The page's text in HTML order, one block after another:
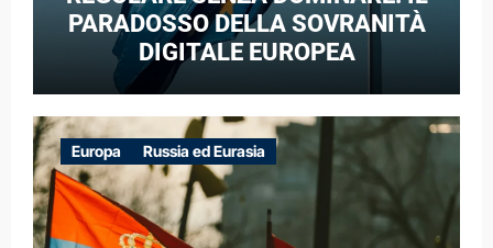
PARADOSSO DELLA SOVRANITÀ
DIGITALE EUROPEA
Europa Russia ed Eurasia